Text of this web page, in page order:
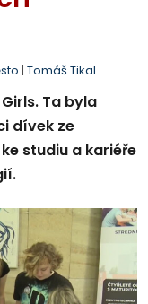
| Tomáš Tikal
Ta byla
dívek ze
studiu a kariéře